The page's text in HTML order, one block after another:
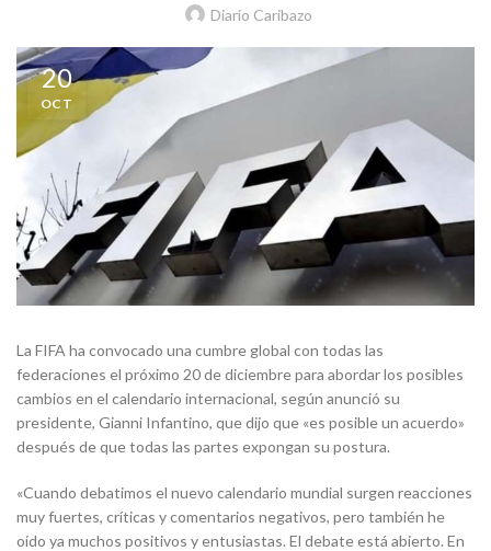
Diario Caribazo
20
OCT
La FIFA ha convocado una cumbre global con todas las
federaciones el próximo 20 de diciembre para abordar los posibles
cambios en el calendario internacional, según anunció su
presidente, Gianni Infantino, que dijo que «es posible un acuerdo»
después de que todas las partes expongan su postura.
«Cuando debatimos el nuevo calendario mundial surgen reacciones
muy fuertes, críticas y comentarios negativos, pero también he
oído ya muchos positivos y entusiastas. El debate está abierto. En